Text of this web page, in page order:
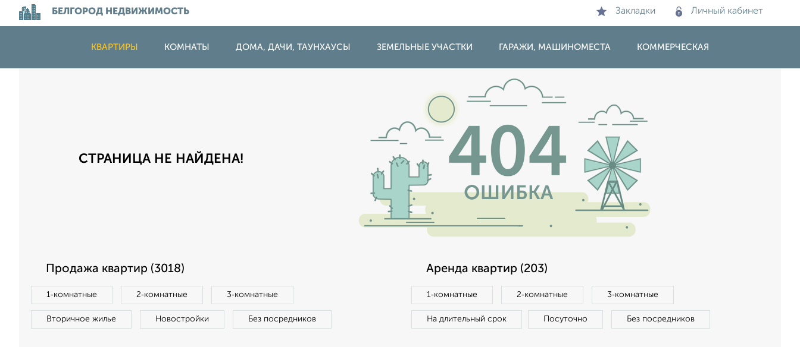
БЕЛГОРОД НЕДВИЖИМОСТЬ Закладки Личный кабинет
КВАРТИРЫ КОМНАТЫ ДОМА, ДАЧИ, ТАУНХАУСЫ ЗЕМЕЛЬНЫЕ УЧАСТКИ ГАРАЖИ, МАШИНОМЕСТА КОММЕРЧЕСКАЯ
СТРАНИЦА НЕ НАЙДЕНА!
Продажа квартир (3018)
1‑комнатные 2‑комнатные 3‑комнатные
Вторичное жилье Новостройки Без посредников
Аренда квартир (203)
1‑комнатные 2‑комнатные 3‑комнатные
На длительный срок Посуточно Без посредников